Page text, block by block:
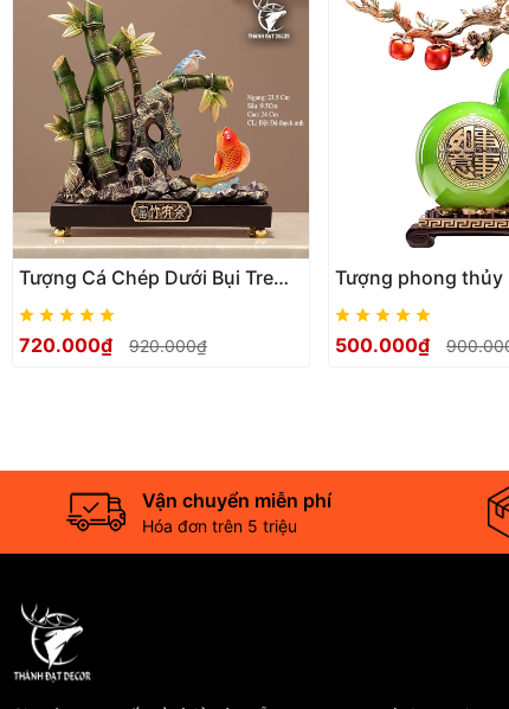
Tượng Cá Chép Dưới Bụi Tre
Decor Phong Thủy Trang Trí
Khai TrươngSinh Nhật
720.000₫ 920.000₫
Tượng phong thủy
Cành Hồng Chim
gia , khai trương
500.000₫
Vận chuyển miễn phí
Hóa đơn trên 5 triệu